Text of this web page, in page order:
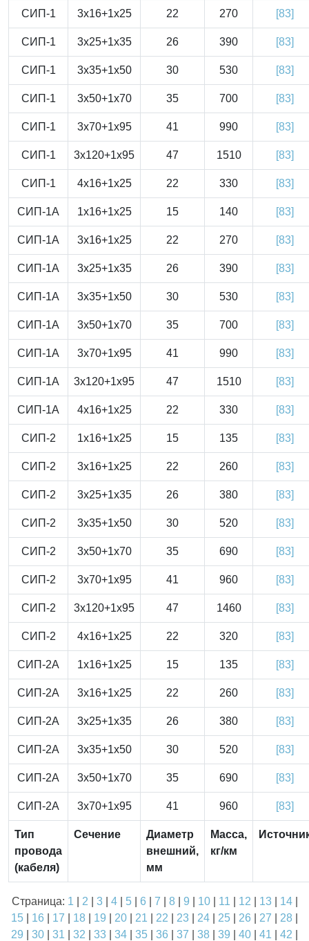
СИП-1 3x16+1x25 22 270 [83]
СИП-1 3x25+1x35 26 390 [83]
СИП-1 3x35+1x50 30 530 [83]
СИП-1 3x50+1x70 35 700 [83]
СИП-1 3x70+1x95 41 990 [83]
СИП-1 3x120+1x95 47 1510 [83]
СИП-1 4x16+1x25 22 330 [83]
СИП-1А 1x16+1x25 15 140 [83]
СИП-1А 3x16+1x25 22 270 [83]
СИП-1А 3x25+1x35 26 390 [83]
СИП-1А 3x35+1x50 30 530 [83]
СИП-1А 3x50+1x70 35 700 [83]
СИП-1А 3x70+1x95 41 990 [83]
СИП-1А 3x120+1x95 47 1510 [83]
СИП-1А 4x16+1x25 22 330 [83]
СИП-2 1x16+1x25 15 135 [83]
СИП-2 3x16+1x25 22 260 [83]
СИП-2 3x25+1x35 26 380 [83]
СИП-2 3x35+1x50 30 520 [83]
СИП-2 3x50+1x70 35 690 [83]
СИП-2 3x70+1x95 41 960 [83]
СИП-2 3x120+1x95 47 1460 [83]
СИП-2 4x16+1x25 22 320 [83]
СИП-2А 1x16+1x25 15 135 [83]
СИП-2А 3x16+1x25 22 260 [83]
СИП-2А 3x25+1x35 26 380 [83]
СИП-2А 3x35+1x50 30 520 [83]
СИП-2А 3x50+1x70 35 690 [83]
СИП-2А 3x70+1x95 41 960 [83]
Тип
провода
(кабеля)
Сечение
Диаметр
внешний,
мм
Масса,
кг/км
Страница: 1 2 3| 4| 5| 6 7 8| 9 10| 11 12 13| 14|
15
16 17 18 19 20 21 22 23 24 25 26 27 28
29
30 31 32 33 34 35 36 37 38 39 40 41 42